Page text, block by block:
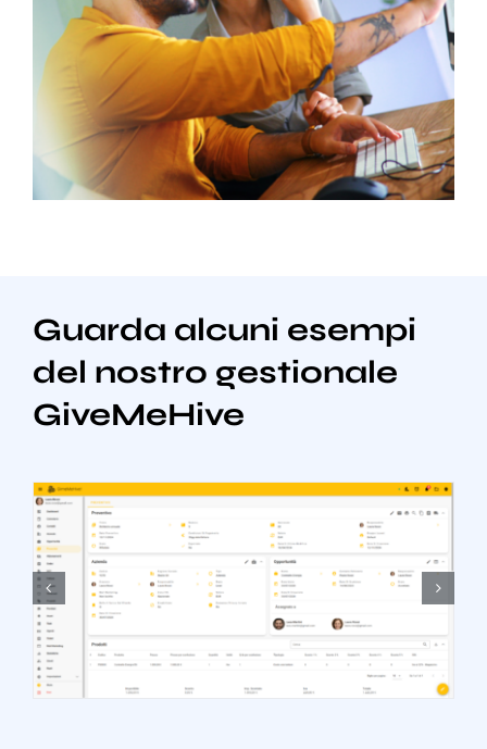
Guarda alcuni esempi
del nostro gestionale
GiveMeHive